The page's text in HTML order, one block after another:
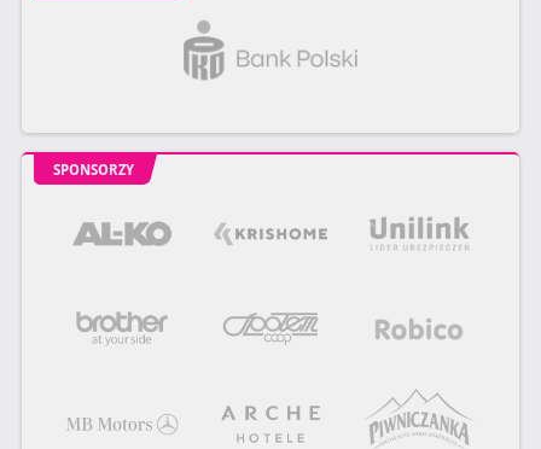
SPONSORZY